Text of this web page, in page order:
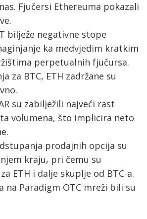
Fjučersi Ethereuma pokazali
bilježe negativne stope
ka medvjeđim kratkim
perpetualnih fjučursa.
za BTC, ETH zadržane su
su zabilježili najveći rast
volumena, što implicira neto
prodajnih opcija su
kraju, pri čemu su
ETH i dalje skuplje od BTC-a.
na Paradigm OTC mreži bili su